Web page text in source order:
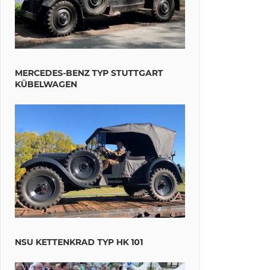
MERCEDES-BENZ TYP STUTTGART
KÜBELWAGEN
NSU KETTENKRAD TYP HK 101